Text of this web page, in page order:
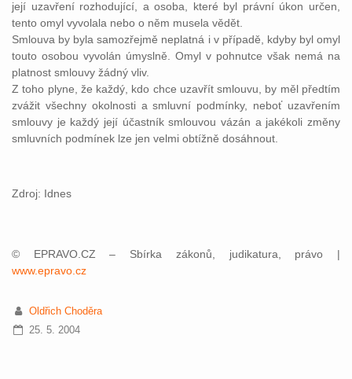
její uzavření rozhodující, a osoba, které byl právní úkon určen,
tento omyl vyvolala nebo o něm musela vědět.
Smlouva by byla samozřejmě neplatná i v případě, kdyby byl omyl
touto osobou vyvolán úmyslně. Omyl v pohnutce však nemá na
platnost smlouvy žádný vliv.
Z toho plyne, že každý, kdo chce uzavřít smlouvu, by měl předtím
zvážit všechny okolnosti a smluvní podmínky, neboť uzavřením
smlouvy je každý její účastník smlouvou vázán a jakékoli změny
smluvních podmínek lze jen velmi obtížně dosáhnout.
Zdroj: Idnes
© EPRAVO.CZ – Sbírka zákonů, judikatura, právo |
www.epravo.cz
Oldřich Choděra
25. 5. 2004